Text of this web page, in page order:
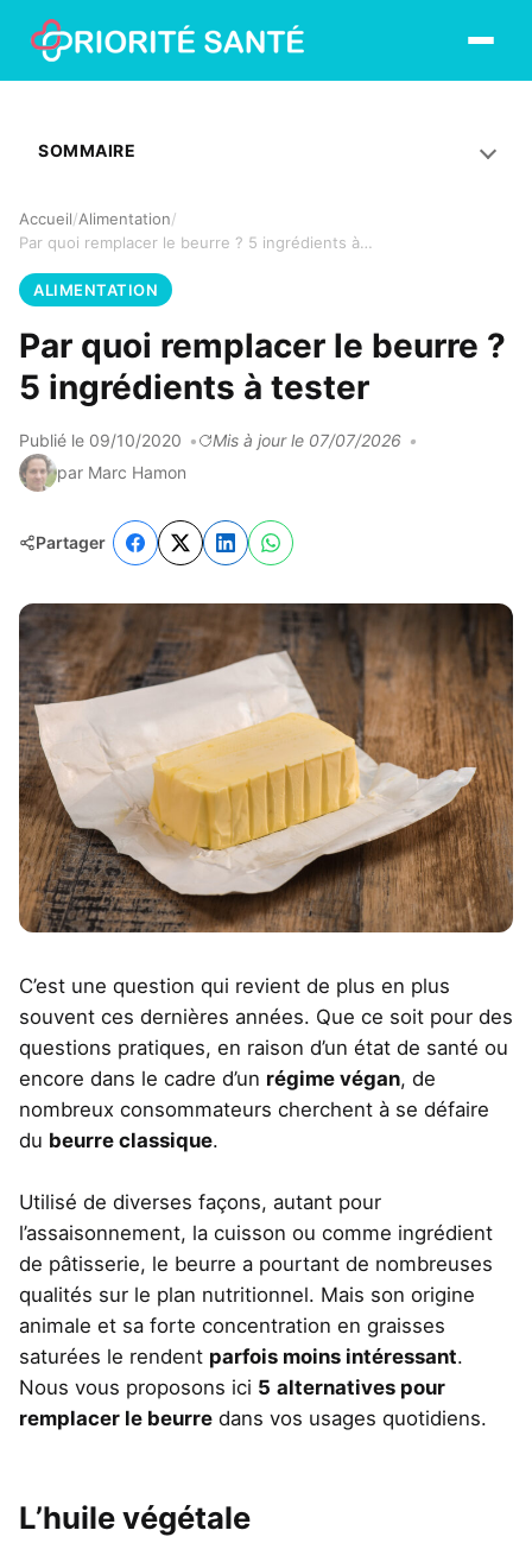
Ouvrir le
Accueil Alimentation
Par quoi remplacer le beurre ? 5 ingrédients à tester
ALIMENTATION
Par quoi remplacer le beurre ?
5 ingrédients à tester
Publié le 09/10/2020
Mis à jour le 07/07/2026
par Marc Hamon
Partager
C’est une question qui revient de plus en plus
souvent ces dernières années. Que ce soit pour des
questions pratiques, en raison d’un état de santé ou
encore dans le cadre d’un régime végan, de
nombreux consommateurs cherchent à se défaire
du beurre classique.
Utilisé de diverses façons, autant pour
l’assaisonnement, la cuisson ou comme ingrédient
de pâtisserie, le beurre a pourtant de nombreuses
qualités sur le plan nutritionnel. Mais son origine
animale et sa forte concentration en graisses
saturées le rendent parfois moins intéressant.
Nous vous proposons ici 5 alternatives pour
remplacer le beurre dans vos usages quotidiens.
L’huile végétale
SOMMAIRE